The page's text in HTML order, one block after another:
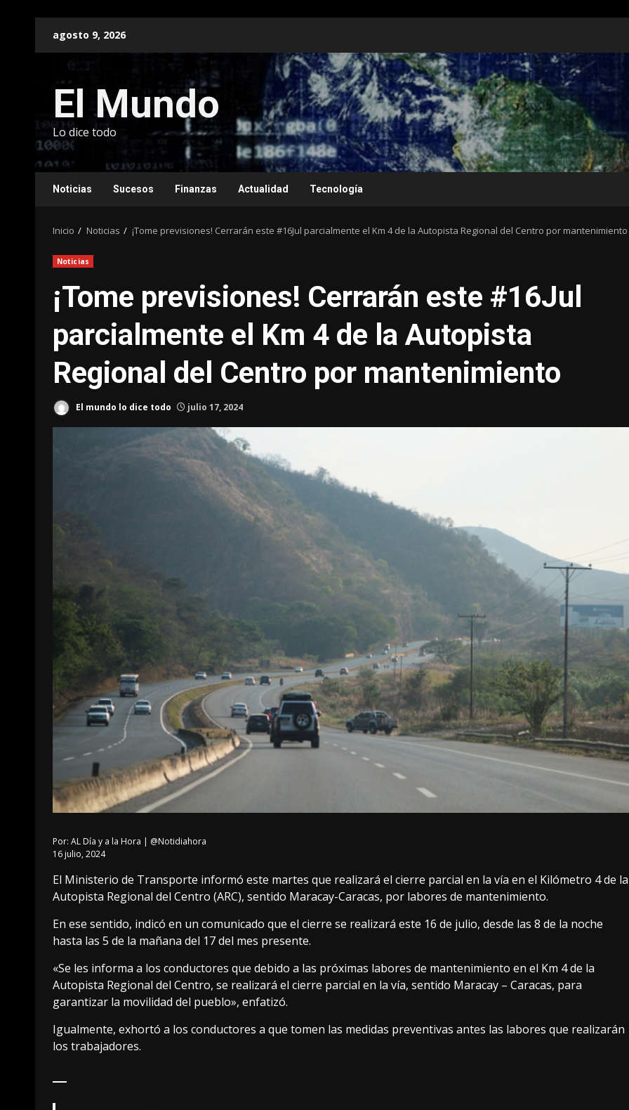
agosto 9, 2026
El Mundo
Lo dice todo
Noticias Sucesos Finanzas Actualidad Tecnología
Inicio Noticias ¡Tome previsiones! Cerrarán este #16Jul parcialmente el Km 4 de la Autopista Regional del Centro por mantenimiento
Noticias
¡Tome previsiones! Cerrarán este #16Jul
parcialmente el Km 4 de la Autopista
Regional del Centro por mantenimiento
El mundo lo dice todo julio 17, 2024
Por: AL Día y a la Hora | @Notidiahora
16 julio, 2024
El Ministerio de Transporte informó este martes que realizará el cierre parcial en la vía en el Kilómetro 4 de la
Autopista Regional del Centro (ARC), sentido Maracay-Caracas, por labores de mantenimiento.
En ese sentido, indicó en un comunicado que el cierre se realizará este 16 de julio, desde las 8 de la noche
hasta las 5 de la mañana del 17 del mes presente.
«Se les informa a los conductores que debido a las próximas labores de mantenimiento en el Km 4 de la
Autopista Regional del Centro, se realizará el cierre parcial en la vía, sentido Maracay – Caracas, para
garantizar la movilidad del pueblo», enfatizó.
Igualmente, exhortó a los conductores a que tomen las medidas preventivas antes las labores que realizarán
los trabajadores.